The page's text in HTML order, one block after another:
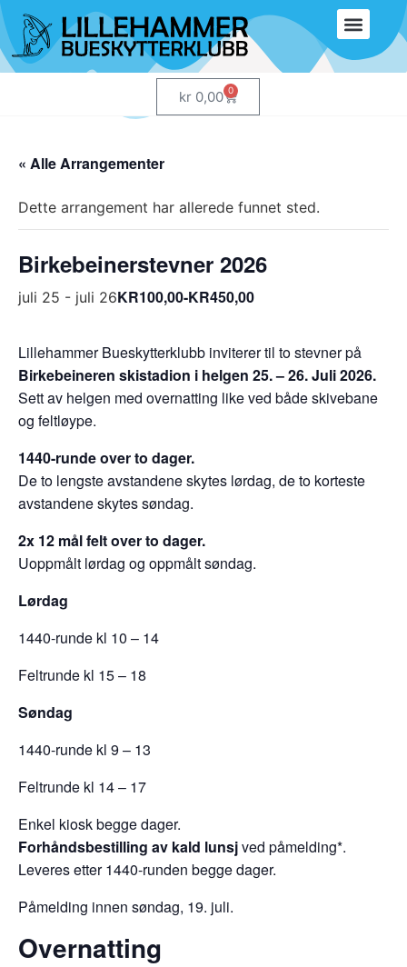
kr 0,00 0
« Alle Arrangementer
Dette arrangement har allerede funnet sted.
Birkebeinerstevner 2026
juli 25 - juli 26KR100,00-KR450,00
Lillehammer Bueskytterklubb inviterer til to stevner på
Birkebeineren skistadion i helgen 25. – 26. Juli 2026.
Sett av helgen med overnatting like ved både skivebane
og feltløype.
1440-runde over to dager.
De to lengste avstandene skytes lørdag, de to korteste
avstandene skytes søndag.
2x 12 mål felt over to dager.
Uoppmålt lørdag og oppmålt søndag.
Lørdag
1440-runde kl 10 – 14
Feltrunde kl 15 – 18
Søndag
1440-runde kl 9 – 13
Feltrunde kl 14 – 17
Enkel kiosk begge dager.
Forhåndsbestilling av kald lunsjved påmelding*.
Leveres etter 1440-runden begge dager.
Påmelding innen søndag, 19. juli.
Overnatting